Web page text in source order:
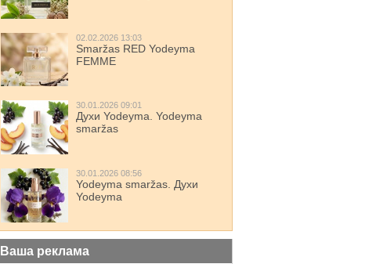
02.02.2026 13:03
Smaržas RED Yodeyma
FEMME
30.01.2026 09:01
Духи Yodeyma. Yodeyma
smaržas
30.01.2026 08:56
Yodeyma smaržas. Духи
Yodeyma
Ваша реклама